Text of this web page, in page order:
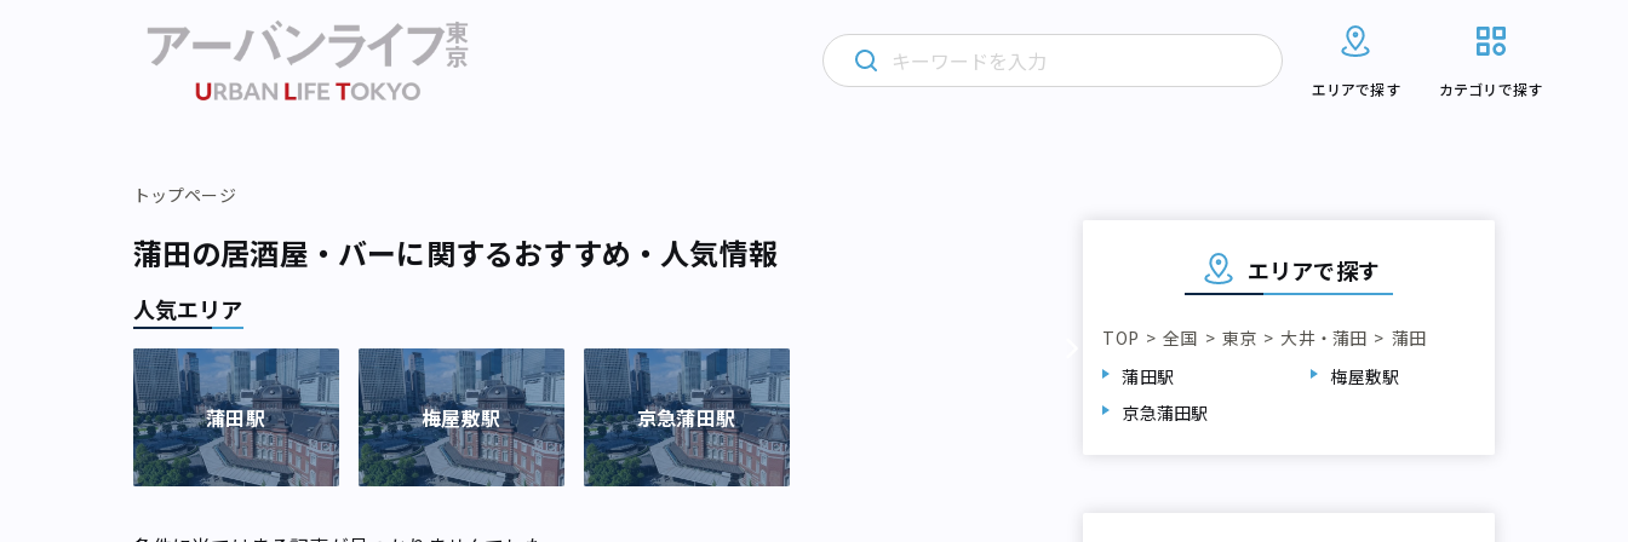
エリアで探す カテゴリで探す
トップページ
蒲田の居酒屋・バーに関するおすすめ・人気情報
人気エリア
蒲田駅 梅屋敷駅 京急蒲田駅
エリアで探す
TOP 全国 東京 大井・蒲田
蒲田
蒲田駅
梅屋敷駅
京急蒲田駅